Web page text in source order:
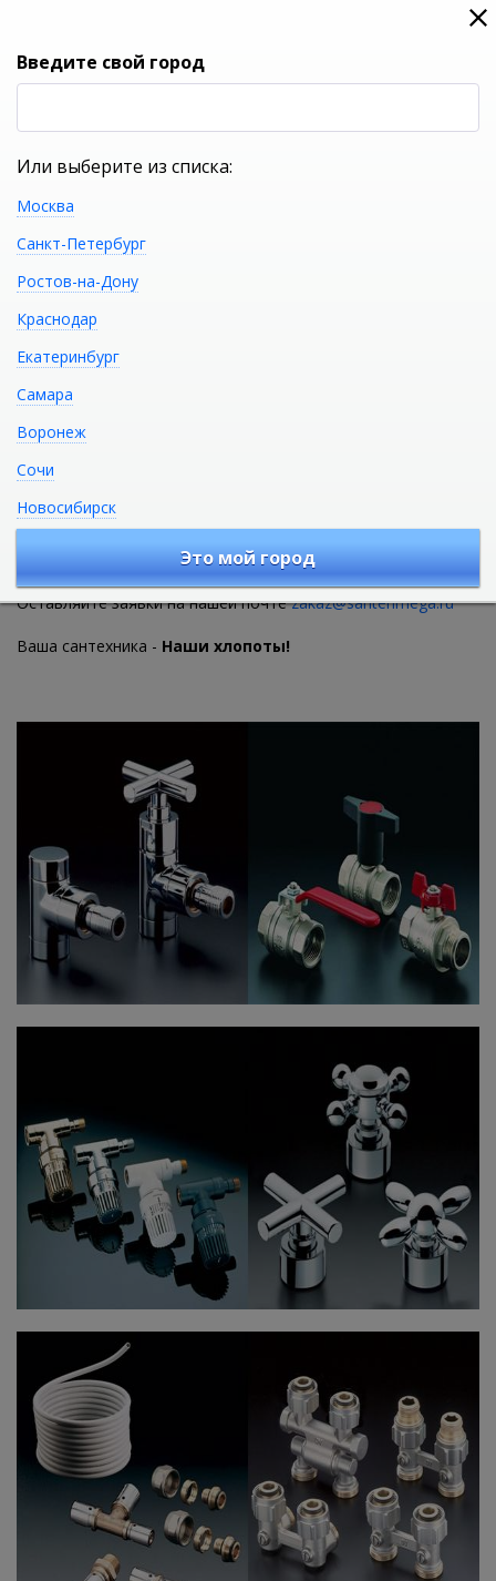
0
Комплектация строительных
объектов
На весь ряд выбранной продукции мы предложим для Вас
специальные цены.
Оставляйте заявки на нашей почтеzakaz@santehmega.ru
Ваша сантехника - Наши хлопоты!
Введите свой город
Или выберите из списка:
Москва
Санкт-Петербург
Ростов-на-Дону
Краснодар
Екатеринбург
Самара
Воронеж
Сочи
Новосибирск
Это мой город